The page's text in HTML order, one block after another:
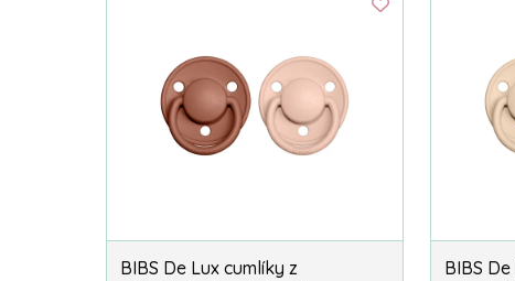
BIBS De Lux cumlíky z
BIBS